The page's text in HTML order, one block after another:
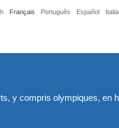
Français Português Español
y compris olympiques, en